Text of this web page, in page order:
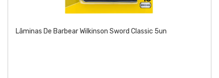
Lâminas De Barbear Wilkinson Sword Classic 5un